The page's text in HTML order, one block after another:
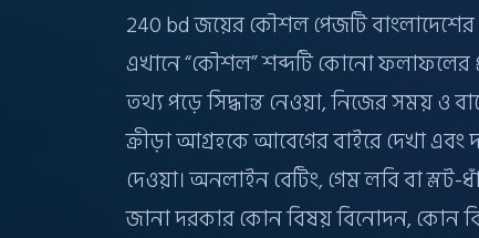
240 bd জয়ের কৌশল পেজটি বাংলাদেশের
এখানে “কৌশল” শব্দটি কোনো ফলাফলের
তথ্য পড়ে সিদ্ধান্ত নেওয়া, নিজের সময় ও
ক্রীড়া আগ্রহকে আবেগের বাইরে দেখা এবং
দেওয়া। অনলাইন বেটিং, গেম লবি বা
জানা দরকার কোন বিষয় বিনোদন, কোন